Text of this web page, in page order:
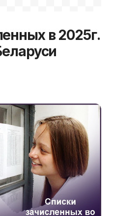
в 2025г.